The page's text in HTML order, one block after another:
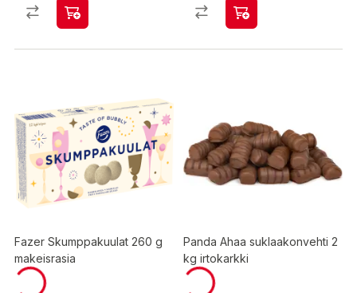
Fazer Skumppakuulat 260 g
makeisrasia
Panda Ahaa suklaakonvehti 2
kg irtokarkki